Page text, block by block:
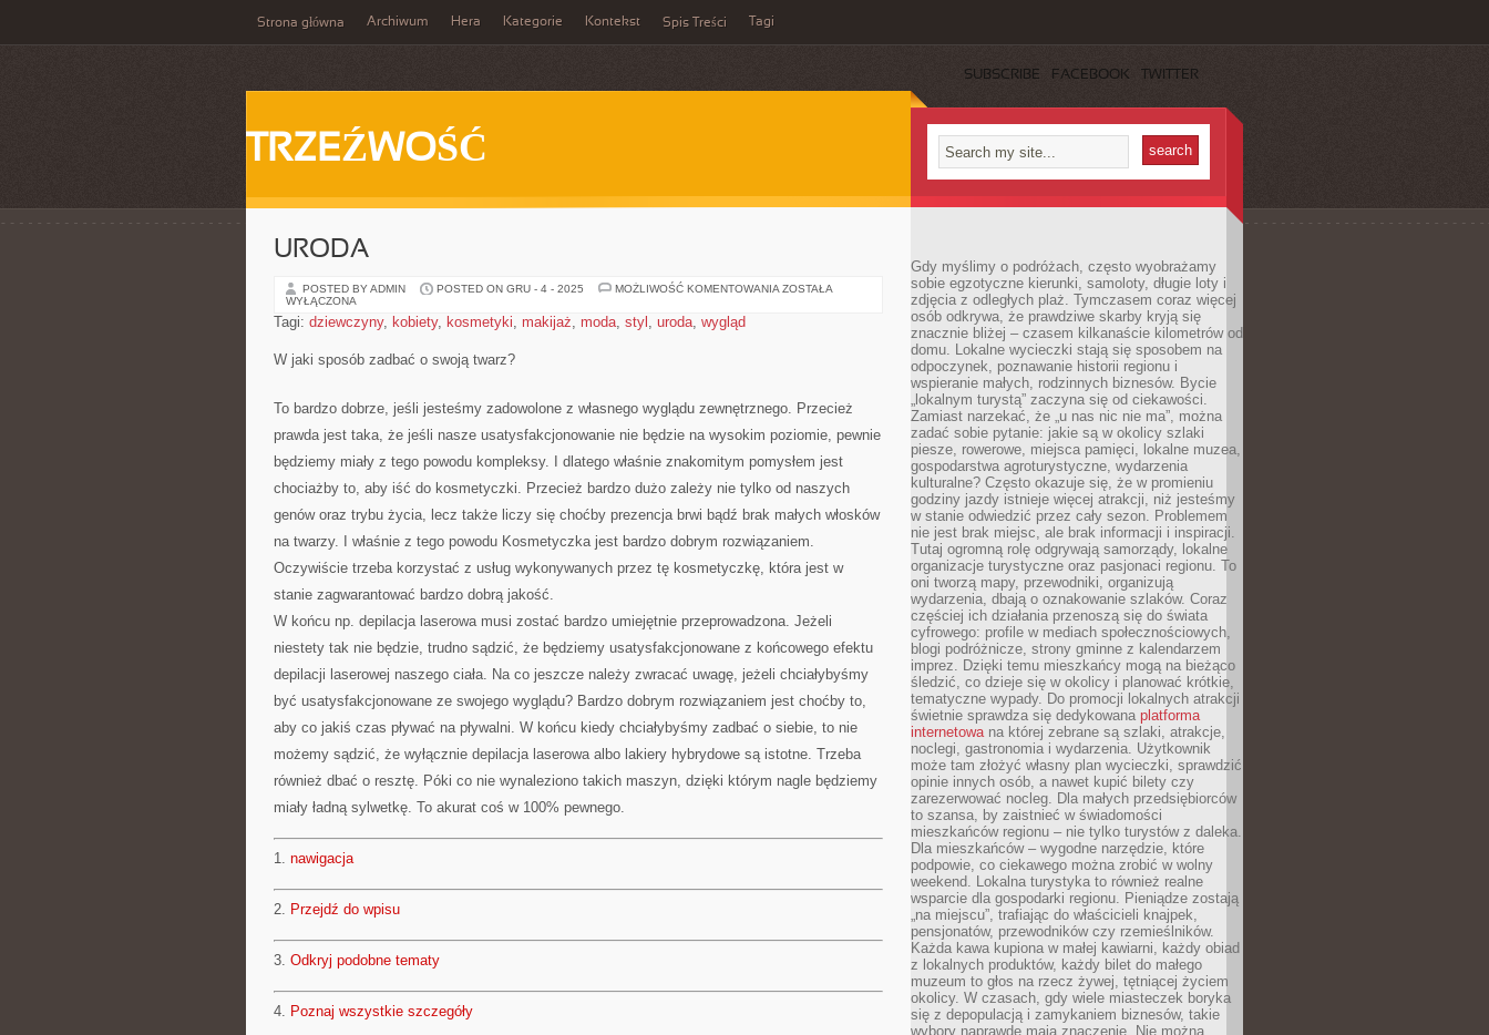
Strona główna Archiwum Hera Kategorie Kontekst Spis Treści Tagi
SUBSCRIBE FACEBOOK TWITTER
TRZEŹWOŚĆ
URODA
POSTED BY ADMIN POSTED ON GRU - 4 - 2025 MOŻLIWOŚĆ KOMENTOWANIA URODA
ZOSTAŁA
WYŁĄCZONA
Tagi: dziewczyny, kobiety, kosmetyki, makijaż, moda, styl , uroda, wygląd
W jaki sposób zadbać o swoją twarz?
To bardzo dobrze, jeśli jesteśmy zadowolone z własnego wyglądu zewnętrznego. Przecież
prawda jest taka, że jeśli nasze usatysfakcjonowanie nie będzie na wysokim poziomie, pewnie
będziemy miały z tego powodu kompleksy. I dlatego właśnie znakomitym pomysłem jest
chociażby to, aby iść do kosmetyczki. Przecież bardzo dużo zależy nie tylko od naszych
genów oraz trybu życia, lecz także liczy się choćby prezencja brwi bądź brak małych włosków
na twarzy. I właśnie z tego powodu Kosmetyczka jest bardzo dobrym rozwiązaniem.
Oczywiście trzeba korzystać z usług wykonywanych przez tę kosmetyczkę, która jest w
stanie zagwarantować bardzo dobrą jakość.
W końcu np. depilacja laserowa musi zostać bardzo umiejętnie przeprowadzona. Jeżeli
niestety tak nie będzie, trudno sądzić, że będziemy usatysfakcjonowane z końcowego efektu
depilacji laserowej naszego ciała. Na co jeszcze należy zwracać uwagę, jeżeli chciałybyśmy
być usatysfakcjonowane ze swojego wyglądu? Bardzo dobrym rozwiązaniem jest choćby to,
aby co jakiś czas pływać na pływalni. W końcu kiedy chciałybyśmy zadbać o siebie, to nie
możemy sądzić, że wyłącznie depilacja laserowa albo lakiery hybrydowe są istotne. Trzeba
również dbać o resztę. Póki co nie wynaleziono takich maszyn, dzięki którym nagle będziemy
miały ładną sylwetkę. To akurat coś w 100% pewnego.
1. nawigacja
2. Przejdź do wpisu
3. Odkryj podobne tematy
4. Poznaj wszystkie szczegóły
Gdy myślimy o podróżach, często wyobrażamy
sobie egzotyczne kierunki, samoloty, długie loty i
zdjęcia z odległych plaż. Tymczasem coraz więcej
osób odkrywa, że prawdziwe skarby kryją się
znacznie bliżej – czasem kilkanaście kilometrów od
domu. Lokalne wycieczki stają się sposobem na
odpoczynek, poznawanie historii regionu i
wspieranie małych, rodzinnych biznesów. Bycie
„lokalnym turystą” zaczyna się od ciekawości.
Zamiast narzekać, że „u nas nic nie ma”, można
zadać sobie pytanie: jakie są w okolicy szlaki
piesze, rowerowe, miejsca pamięci, lokalne muzea,
gospodarstwa agroturystyczne, wydarzenia
kulturalne? Często okazuje się, że w promieniu
godziny jazdy istnieje więcej atrakcji, niż jesteśmy
w stanie odwiedzić przez cały sezon. Problemem
nie jest brak miejsc, ale brak informacji i inspiracji.
Tutaj ogromną rolę odgrywają samorządy, lokalne
organizacje turystyczne oraz pasjonaci regionu. To
oni tworzą mapy, przewodniki, organizują
wydarzenia, dbają o oznakowanie szlaków. Coraz
częściej ich działania przenoszą się do świata
cyfrowego: profile w mediach społecznościowych,
blogi podróżnicze, strony gminne z kalendarzem
imprez. Dzięki temu mieszkańcy mogą na bieżąco
śledzić, co dzieje się w okolicy i planować krótkie,
tematyczne wypady. Do promocji lokalnych atrakcji
świetnie sprawdza się dedykowana platforma
internetowana której zebrane są szlaki, atrakcje,
noclegi, gastronomia i wydarzenia. Użytkownik
może tam złożyć własny plan wycieczki, sprawdzić
opinie innych osób, a nawet kupić bilety czy
zarezerwować nocleg. Dla małych przedsiębiorców
to szansa, by zaistnieć w świadomości
mieszkańców regionu – nie tylko turystów z daleka.
Dla mieszkańców – wygodne narzędzie, które
podpowie, co ciekawego można zrobić w wolny
weekend. Lokalna turystyka to również realne
wsparcie dla gospodarki regionu. Pieniądze zostają
„na miejscu”, trafiając do właścicieli knajpek,
pensjonatów, przewodników czy rzemieślników.
Każda kawa kupiona w małej kawiarni, każdy obiad
z lokalnych produktów, każdy bilet do małego
muzeum to głos na rzecz żywej, tętniącej życiem
okolicy. W czasach, gdy wiele miasteczek boryka
się z depopulacją i zamykaniem biznesów, takie
wybory naprawdę mają znaczenie. Nie można